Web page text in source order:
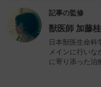
記事の監修
獣医師 加藤
日本獣医生命
メインに行いな
に寄り添った治